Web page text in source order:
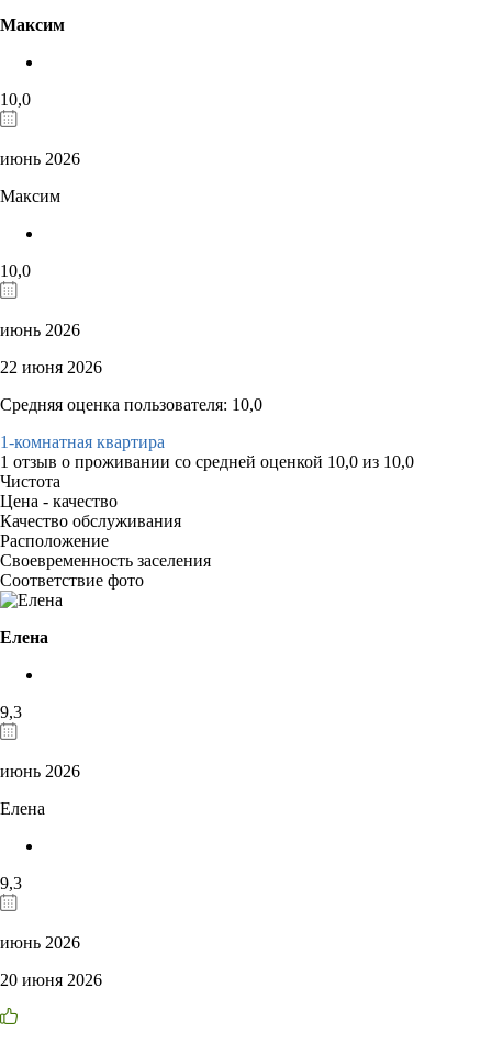
Максим
10,0
июнь 2026
Максим
10,0
июнь 2026
22 июня 2026
Средняя оценка пользователя: 10,0
1-комнатная квартира
1 отзыв о проживании со средней оценкой 10,0 из 10,0
Чистота
Цена - качество
Качество обслуживания
Расположение
Своевременность заселения
Соответствие фото
Елена
9,3
июнь 2026
Елена
9,3
июнь 2026
20 июня 2026